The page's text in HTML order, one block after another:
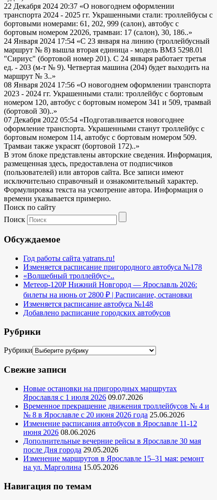
22 Декабря 2024 20:37 «О новогоднем оформлении
транспорта 2024 - 2025 гг. Украшенными стали: троллейбусы с
бортовыми номерами: 61, 202, 999 (салон), автобус с
бортовым номером 22026, трамваи: 17 (салон), 30, 186..»
24 Января 2024 17:54 «С 23 января на линию (троллейбусный
маршрут № 8) вышла вторая единица - модель ВМЗ 5298.01
"Сириус" (бортовой номер 201). С 24 января работает третья
ед. - 203 (м-т № 9). Четвертая машина (204) будет выходить на
маршрут № 3..»
08 Января 2024 17:56 «О новогоднем оформлении транспорта
2023 - 2024 гг. Украшенными стали: троллейбус с бортовым
номером 120, автобус с бортовым номером 341 и 509, трамвай
(бортовой 30)..»
07 Декабря 2022 05:54 «Подготавливается новогоднее
оформление транспорта. Украшенными станут троллейбус с
бортовым номером 114, автобус с бортовым номером 509.
Трамваи также украсят (бортовой 172)..»
В этом блоке представлены авторские сведения. Информация,
размещенная здесь, предоставлена от подписчиков
(пользователей) или авторов сайта. Все записи имеют
исключительно справочный и ознакомительный характер.
Формулировка текста на усмотрение автора. Информация о
времени указывается примерно.
Поиск по сайту
Поиск
Обсуждаемое
Год работы сайта yatrans.ru!
Изменяется расписание пригородного автобуса №178
«Волшебный троллейбус»..
Метеор-120Р Нижний Новгород — Ярославль 2026:
билеты на июнь от 2800 ₽ | Расписание, остановки
Изменяется расписание автобуса №148
Добавлено расписание городских автобусов
Рубрики
Рубрики
Свежие записи
Новые остановки на пригородных маршрутах
Ярославля с 1 июля 2026 09.07.2026
Временное прекращение движения троллейбусов № 4 и
№ 8 в Ярославле с 20 июня 2026 года 25.06.2026
Изменение расписания автобусов в Ярославле 11-12
июня 2026 08.06.2026
Дополнительные вечерние рейсы в Ярославле 30 мая
после Дня города 29.05.2026
Изменение маршрутов в Ярославле 15–31 мая: ремонт
на ул. Марголина 15.05.2026
Навигация по темам